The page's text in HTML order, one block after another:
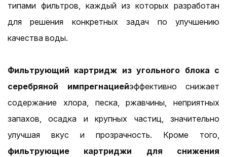
типами фильтров, каждый из которых разработан
для решения конкретных задач по улучшению
качества воды.
Фильтрующий картридж из угольного блока с
серебряной импрегнациейэффективно снижает
содержание хлора, песка, ржавчины, неприятных
запахов, осадка и крупных частиц, значительно
улучшая вкус и прозрачность. Кроме того,
фильтрующие картриджи для снижения